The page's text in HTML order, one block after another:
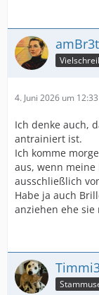
4. Juni 2026 um 12:33
Ich denke auch,
antrainiert ist.
Ich komme
aus, wenn
ausschließlich
Habe ja auch
anziehen ehe